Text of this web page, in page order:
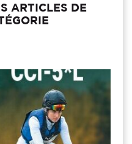
ARTICLES DE